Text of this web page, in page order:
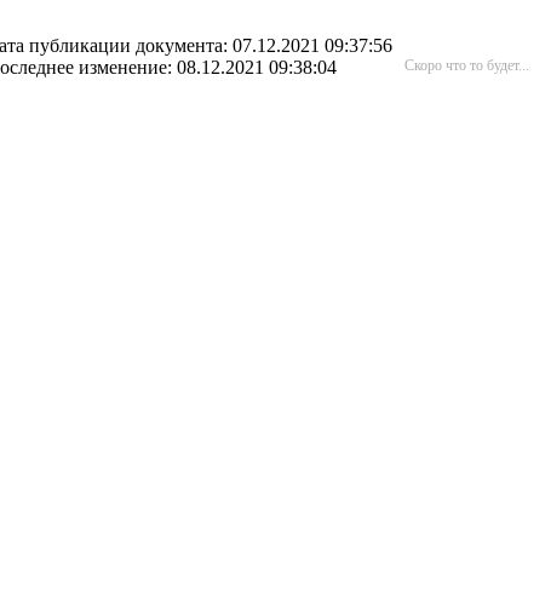
Скоро что то будет...
публикации документа: 07.12.2021 09:37:56
изменение: 08.12.2021 09:38:04